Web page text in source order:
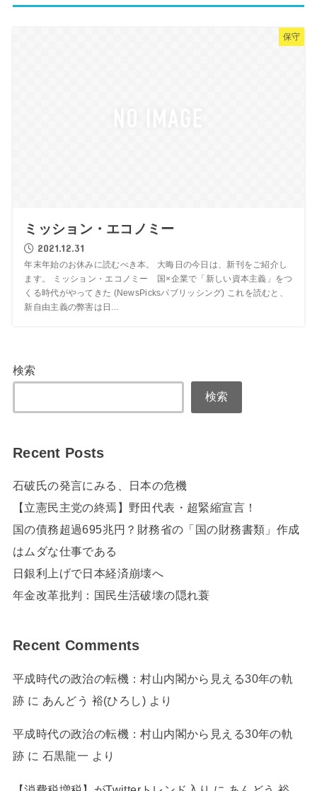
保守
ミッション・エコノミー
2021.12.31
年末年始のお休みに読むべき本。 大晦日の今日は、新刊をご紹介し
ます。 ミッション・エコノミー 国×企業で「新しい資本主義」をつ
くる時代がやってきた (NewsPicksパブリッシング) これを読むと、
新自由主義の弊害は日...
検索
検索
Recent Posts
石破氏の発言にみる、日本の危機
【立憲民主党の終焉】野田代表・超緊縮宣言！
国の債務超過695兆円？財務省の「国の財務書類」作成
はムダな仕事である
日銀利上げで日本経済崩壊へ
年金改革批判：国民生活破壊の隠れ蓑
Recent Comments
平成時代の政治の転機：村山内閣から見える30年の軌
跡 に あんどう 裕(ひろし) より
平成時代の政治の転機：村山内閣から見える30年の軌
跡 に 石黒龍一 より